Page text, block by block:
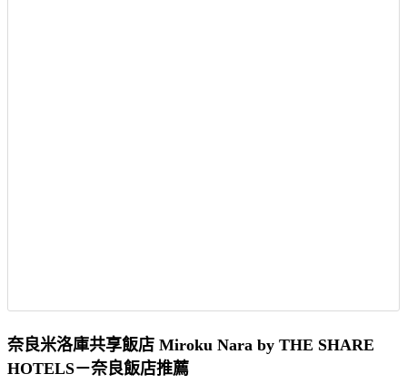
奈良米洛庫共享飯店 Miroku Nara by THE SHARE
HOTELS－奈良飯店推薦